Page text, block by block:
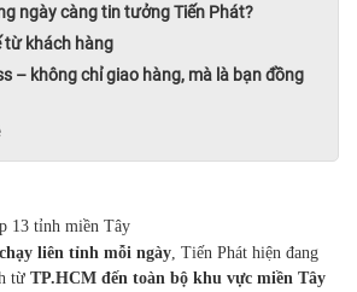
ngày càng tin tưởng Tiến Phát?
từ khách hàng
– không chỉ giao hàng, mà là bạn đồng
13 tỉnh miền Tây
liên tỉnh mỗi ngày , Tiến Phát hiện đang
từ TP.HCM đến toàn bộ khu vực miền Tây